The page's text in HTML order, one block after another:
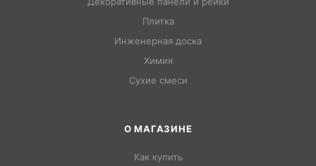
Плитка
Инженерная доска
Химия
Сухие смеси
О МАГАЗИНЕ
Как купить